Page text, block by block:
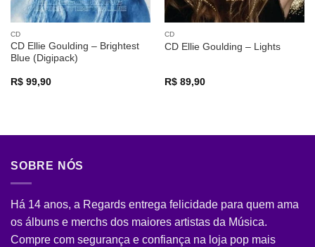
CD
CD Ellie Goulding – Brightest
Blue (Digipack)
R$99,90
CD
CD Ellie Goulding – Lights
R$89,90
SOBRE NÓS
Há 14 anos, a Regards entrega felicidade para quem ama
os álbuns e merchs dos maiores artistas da Música.
Compre com segurança e confiança na loja pop mais